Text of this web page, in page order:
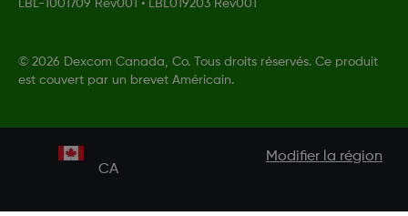
LBL-1001709 Rev001 • LBL019203 Rev001
© 2026 Dexcom Canada, Co. Tous droits réservés. Ce produit
est couvert par un brevet Américain.
CA
Modifier la région